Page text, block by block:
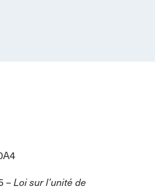
– Loi sur l’unité de